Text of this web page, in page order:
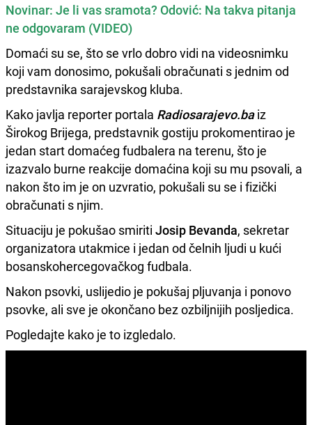
Novinar: Je li vas sramota? Odović: Na takva pitanja
ne odgovaram (VIDEO)
Domaći su se, što se vrlo dobro vidi na videosnimku
koji vam donosimo, pokušali obračunati s jednim od
predstavnika sarajevskog kluba.
Kako javlja reporter portala Radiosarajevo.baiz
Širokog Brijega, predstavnik gostiju prokomentirao je
jedan start domaćeg fudbalera na terenu, što je
izazvalo burne reakcije domaćina koji su mu psovali, a
nakon što im je on uzvratio, pokušali su se i fizički
obračunati s njim.
Situaciju je pokušao smiriti Josip Bevanda, sekretar
organizatora utakmice i jedan od čelnih ljudi u kući
bosanskohercegovačkog fudbala.
Nakon psovki, uslijedio je pokušaj pljuvanja i ponovo
psovke, ali sve je okončano bez ozbiljnijih posljedica.
Pogledajte kako je to izgledalo.